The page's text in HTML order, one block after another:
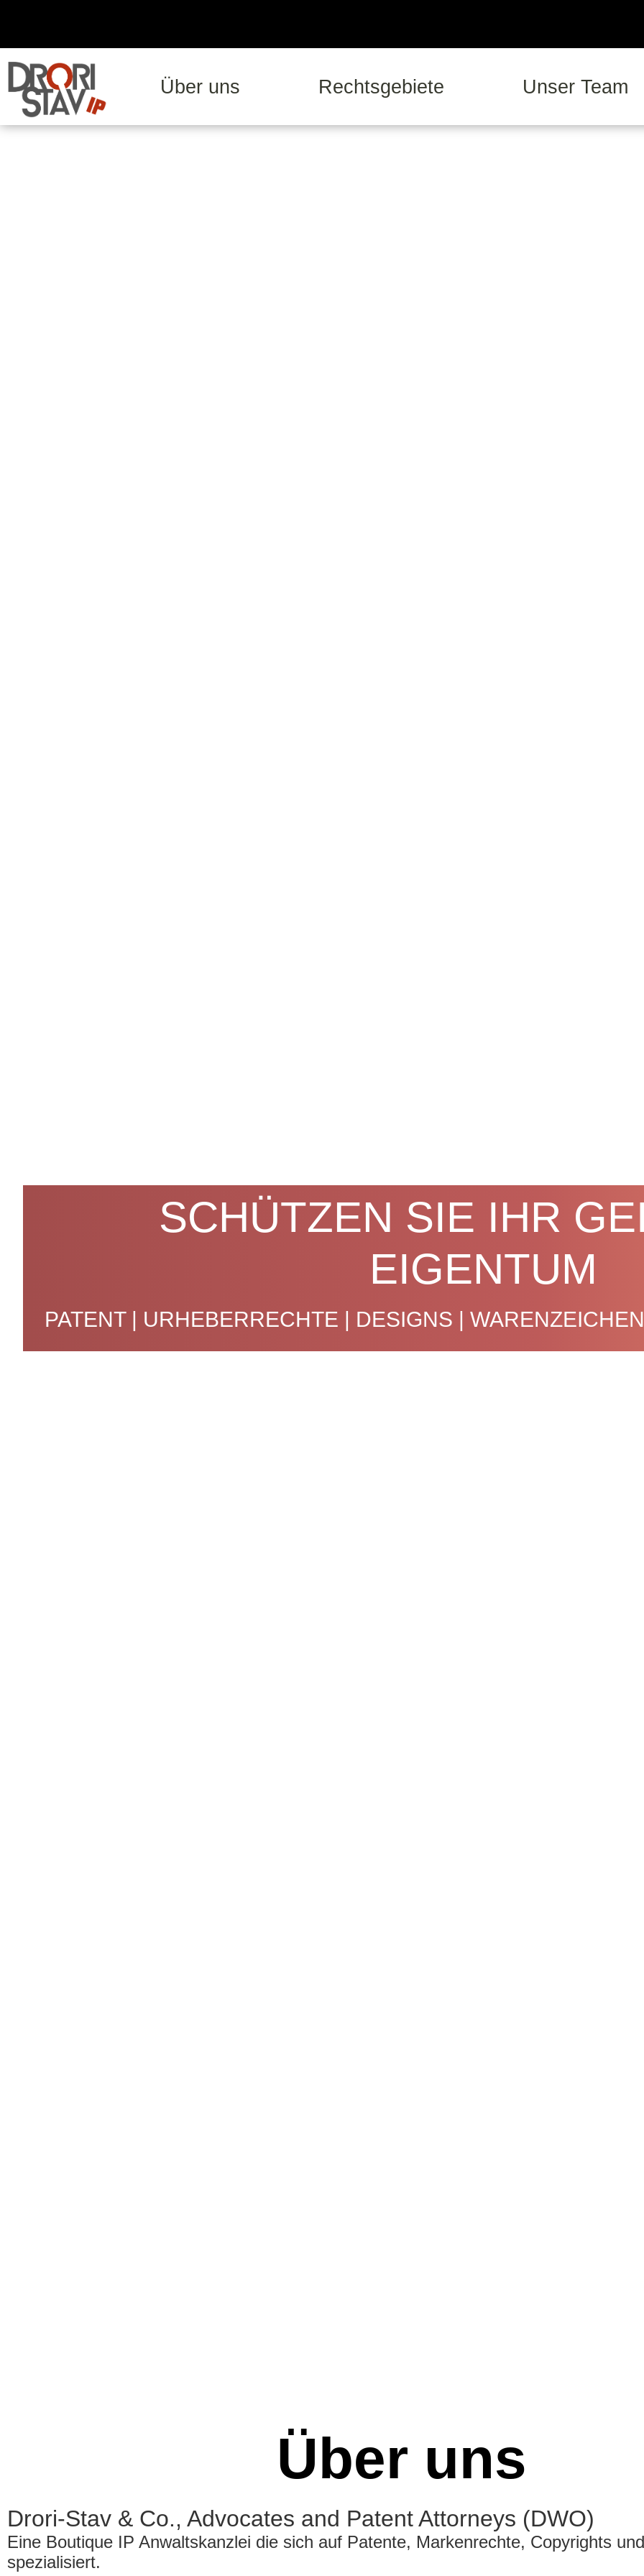
Über uns Rechtsgebiete Unser Team
SCHÜTZEN SIE IHR
EIGENTUM
PATENT | URHEBERRECHTE | DESIGNS | WARENZEICHEN
Über uns
Drori-Stav & Co., Advocates and Patent Attorneys (DWO)
Eine Boutique IP Anwaltskanzlei die sich auf Patente, Markenrechte, Copyrights
spezialisiert.